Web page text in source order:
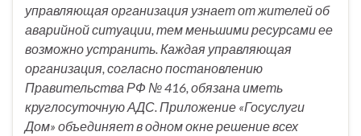
управляющая организация узнает от жителей об
аварийной ситуации, тем меньшими ресурсами ее
возможно устранить. Каждая управляющая
организация, согласно постановлению
Правительства РФ № 416, обязана иметь
круглосуточную АДС. Приложение «Госуслуги
Дом» объединяет в одном окне решение всех